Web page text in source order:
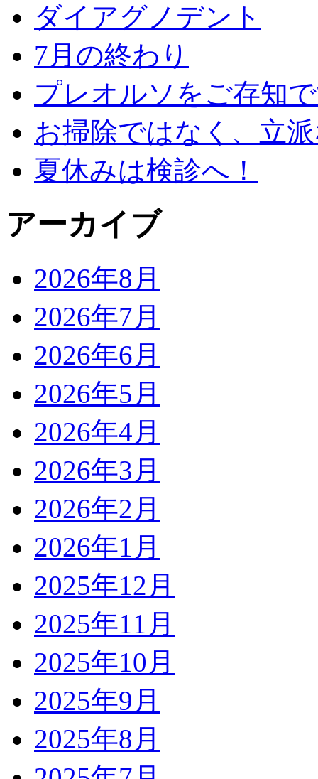
ダイアグノデント
7月の終わり
プレオルソをご存知
お掃除ではなく、立
夏休みは検診へ！
アーカイブ
2026年8月
2026年7月
2026年6月
2026年5月
2026年4月
2026年3月
2026年2月
2026年1月
2025年12月
2025年11月
2025年10月
2025年9月
2025年8月